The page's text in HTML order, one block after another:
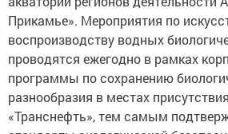
Прикамье». Мероприятия по
воспроизводству водных
проводятся ежегодно в рамках
программы по сохранению
разнообразия в местах
«Транснефть», тем самым
стандарты экологической